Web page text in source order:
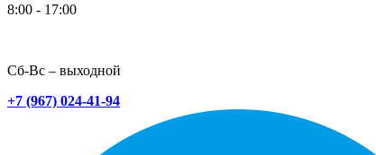
8:00 - 17:00
Сб-Вс – выходной
+7 (967) 024-41-94